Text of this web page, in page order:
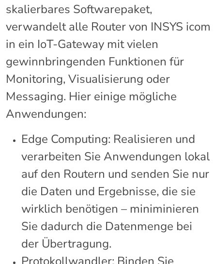
skalierbares Softwarepaket,
verwandelt alle Router von INSYS icom
in ein IoT-Gateway mit vielen
gewinnbringenden Funktionen für
Monitoring, Visualisierung oder
Messaging. Hier einige mögliche
Anwendungen:
Edge Computing: Realisieren und
verarbeiten Sie Anwendungen lokal
auf den Routern und senden Sie nur
die Daten und Ergebnisse, die sie
wirklich benötigen – miniminieren
Sie dadurch die Datenmenge bei
der Übertragung.
Protokollwandler: Binden Sie